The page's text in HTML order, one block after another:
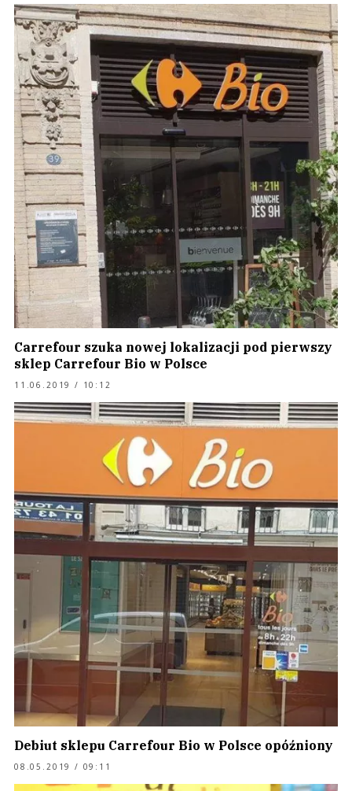
Carrefour szuka nowej lokalizacji pod pierwszy
sklep Carrefour Bio w Polsce
11.06.2019 / 10:12
Debiut sklepu Carrefour Bio w Polsce opóźniony
08.05.2019 / 09:11